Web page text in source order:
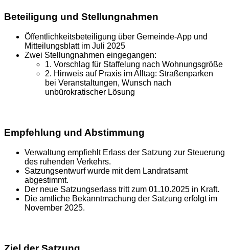
Beteiligung und Stellungnahmen
Öffentlichkeitsbeteiligung über Gemeinde-App und
Mitteilungsblatt im Juli 2025
Zwei Stellungnahmen eingegangen:
1. Vorschlag für Staffelung nach Wohnungsgröße
2. Hinweis auf Praxis im Alltag: Straßenparken
bei Veranstaltungen, Wunsch nach
unbürokratischer Lösung
Empfehlung und Abstimmung
Verwaltung empfiehlt Erlass der Satzung zur Steuerung
des ruhenden Verkehrs.
Satzungsentwurf wurde mit dem Landratsamt
abgestimmt.
Der neue Satzungserlass tritt zum 01.10.2025 in Kraft.
Die amtliche Bekanntmachung der Satzung erfolgt im
November 2025.